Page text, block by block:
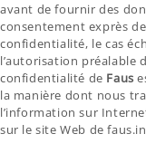
avant de fournir des
consentement exprès
confidentialité, le cas
l’autorisation préalable
confidentialité de Faus
la manière dont nous
l’information sur
sur le site Web de